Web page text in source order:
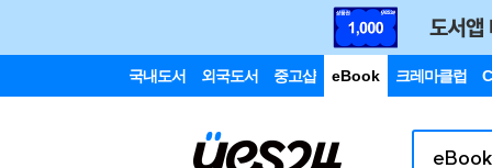
국내도서 외국도서 중고샵 eBook 크레마클럽